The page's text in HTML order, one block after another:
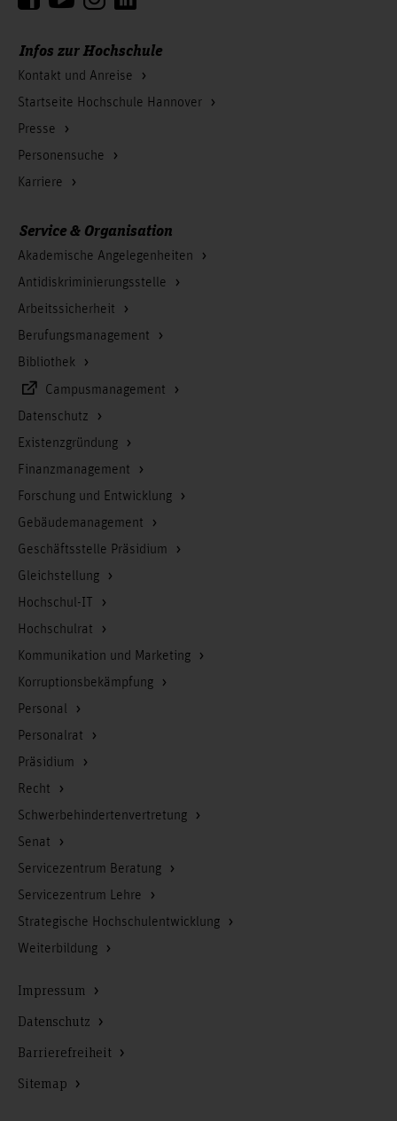
Infos zur Hochschule
Kontakt und Anreise
Startseite Hochschule Hannover
Presse
Personensuche
Karriere
Service & Organisation
Akademische Angelegenheiten
Antidiskriminierungsstelle
Arbeitssicherheit
Berufungsmanagement
Bibliothek
Campusmanagement
Datenschutz
Existenzgründung
Finanzmanagement
Forschung und Entwicklung
Gebäudemanagement
Geschäftsstelle Präsidium
Gleichstellung
Hochschul-IT
Hochschulrat
Kommunikation und Marketing
Korruptionsbekämpfung
Personal
Personalrat
Präsidium
Recht
Schwerbehindertenvertretung
Senat
Servicezentrum Beratung
Servicezentrum Lehre
Strategische Hochschulentwicklung
Weiterbildung
Impressum
Datenschutz
Barrierefreiheit
Sitemap